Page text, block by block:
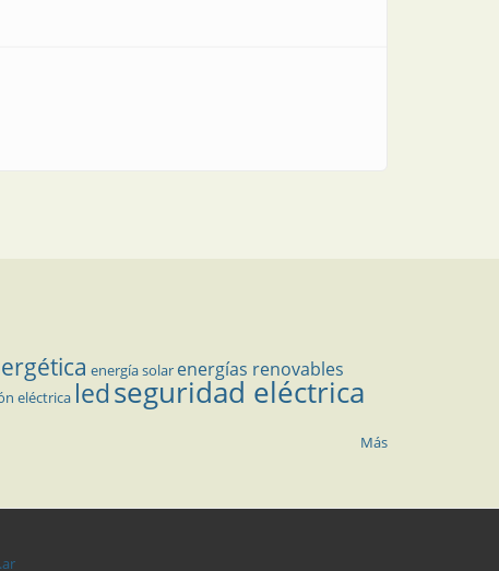
energía solar energías renovables
eléctrica ledseguridad eléctrica
Más